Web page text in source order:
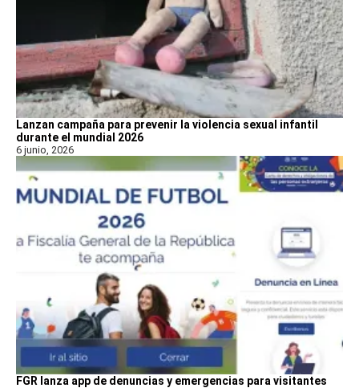
Lanzan campaña para prevenir la violencia sexual infantil
durante el mundial 2026
6 junio, 2026
FGR lanza app de denuncias y emergencias para visitantes